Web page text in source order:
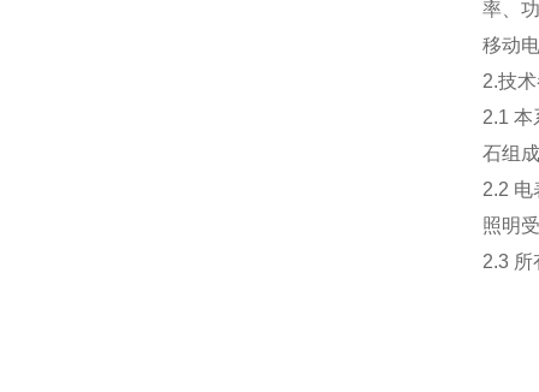
率、
移动
2.技
2.1
石组
2.2
照明
2.3 所